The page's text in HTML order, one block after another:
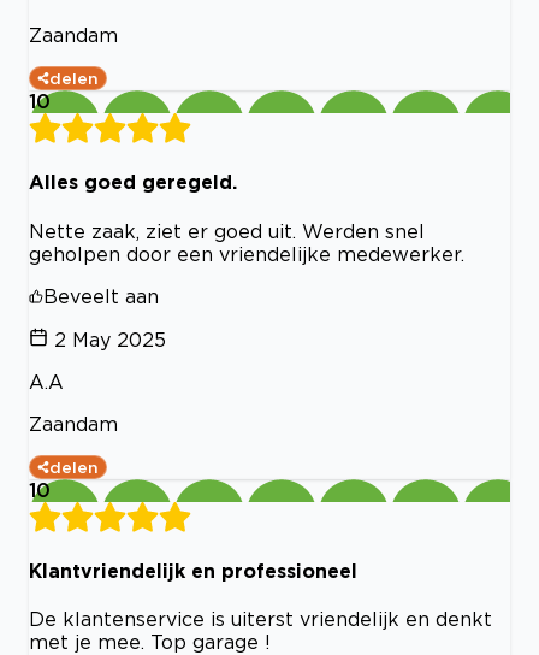
Zaandam
delen
10
Alles goed geregeld.
Nette zaak, ziet er goed uit. Werden snel
geholpen door een vriendelijke medewerker.
Beveelt aan
2 May 2025
A.A
Zaandam
delen
10
Klantvriendelijk en professioneel
De klantenservice is uiterst vriendelijk en denkt
met je mee. Top garage !